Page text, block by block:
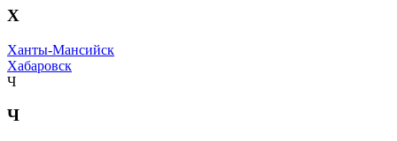
Х
Ханты-Мансийск
Хабаровск
Ч
Ч